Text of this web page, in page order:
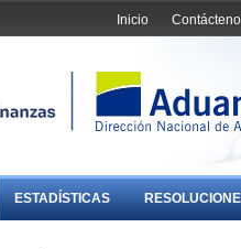
Inicio
ESTADÍSTICAS